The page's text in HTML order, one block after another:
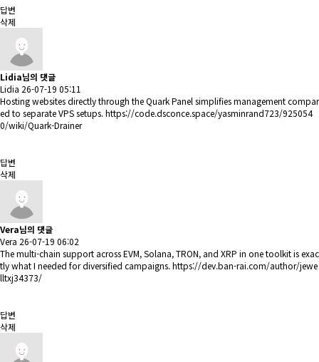
답변
삭제
Lidia님의 댓글
Lidia 26-07-19 05:11
Hosting websites directly through the Quark Panel simplifies management compar
ed to separate VPS setups.https://code.dsconce.space/yasminrand723/925054
0/wiki/Quark-Drainer
답변
삭제
Vera님의 댓글
Vera 26-07-19 06:02
The multi-chain support across EVM, Solana, TRON, and XRP in one toolkit is exac
tly what I needed for diversified campaigns.https://dev.ban-rai.com/author/jewe
lltxj34373/
답변
삭제